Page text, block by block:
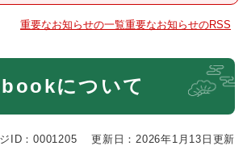
重要なお知らせの一覧重要なお知らせのRSS
について
ID：0001205 更新日：2026年1月13日更新